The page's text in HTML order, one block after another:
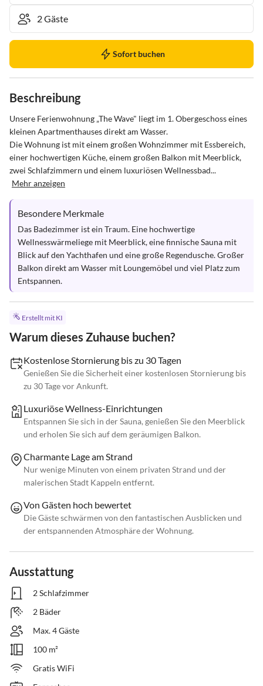
Sofort buchen
Beschreibung
Unsere Ferienwohnung „The Wave" liegt im 1. Obergeschoss eines
kleinen Apartmenthauses direkt am Wasser.
Die Wohnung ist mit einem großen Wohnzimmer mit Essbereich,
einer hochwertigen Küche, einem großen Balkon mit Meerblick,
zwei Schlafzimmern und einem luxuriösen Wellnessbad...
Mehr anzeigen
Besondere Merkmale
Das Badezimmer ist ein Traum. Eine hochwertige
Wellnesswärmeliege mit Meerblick, eine finnische Sauna mit
Blick auf den Yachthafen und eine große Regendusche. Großer
Balkon direkt am Wasser mit Loungemöbel und viel Platz zum
Entspannen.
Erstellt mit KI
Warum dieses Zuhause buchen?
Kostenlose Stornierung bis zu 30 Tagen
Genießen Sie die Sicherheit einer kostenlosen Stornierung bis
zu 30 Tage vor Ankunft.
Luxuriöse Wellness-Einrichtungen
Entspannen Sie sich in der Sauna, genießen Sie den Meerblick
und erholen Sie sich auf dem geräumigen Balkon.
Charmante Lage am Strand
Nur wenige Minuten von einem privaten Strand und der
malerischen Stadt Kappeln entfernt.
Von Gästen hoch bewertet
Die Gäste schwärmen von den fantastischen Ausblicken und
der entspannenden Atmosphäre der Wohnung.
Ausstattung
2 Schlafzimmer
2 Bäder
Max. 4 Gäste
100 m²
Gratis WiFi